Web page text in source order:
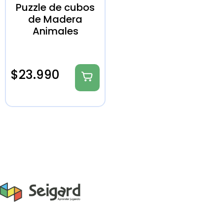
Puzzle de cubos
de Madera
Animales
$23.990